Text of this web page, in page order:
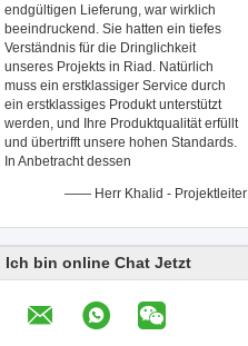
endgültigen Lieferung, war wirklich
beeindruckend. Sie hatten ein tiefes
Verständnis für die Dringlichkeit
unseres Projekts in Riad. Natürlich
muss ein erstklassiger Service durch
ein erstklassiges Produkt unterstützt
werden, und Ihre Produktqualität erfüllt
und übertrifft unsere hohen Standards.
In Anbetracht dessen
—— Herr Khalid - Projektleiter
Ich bin online Chat Jetzt